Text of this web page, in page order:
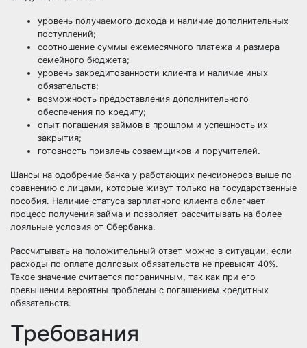
уровень получаемого дохода и наличие дополнительных
поступлений;
соотношение суммы ежемесячного платежа и размера
семейного бюджета;
уровень закредитованности клиента и наличие иных
обязательств;
возможность предоставления дополнительного
обеспечения по кредиту;
опыт погашения займов в прошлом и успешность их
закрытия;
готовность привлечь созаемщиков и поручителей.
Шансы на одобрение банка у работающих пенсионеров выше по
сравнению с лицами, которые живут только на государственные
пособия. Наличие статуса зарплатного клиента облегчает
процесс получения займа и позволяет рассчитывать на более
лояльные условия от Сбербанка.
Рассчитывать на положительный ответ можно в ситуации, если
расходы по оплате долговых обязательств не превысят 40%.
Такое значение считается пограничным, так как при его
превышении вероятны проблемы с погашением кредитных
обязательств.
Требования